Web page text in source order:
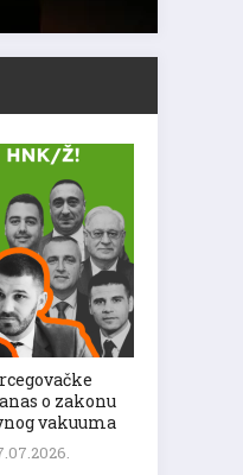
o zakonu
vakuuma